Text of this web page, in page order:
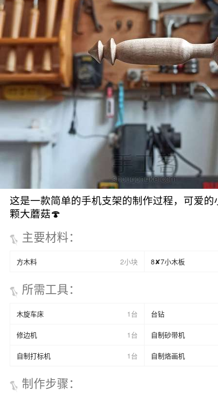
这是一款简单的手机支架的制作过程，可爱
颗大蘑菇🍄
主要材料：
方木料 2小块 8✘7小木板
所需工具：
木旋车床 1台 台钻
修边机 1台 自制砂带机
自制打标机 1台 自制烙画机
制作步骤：